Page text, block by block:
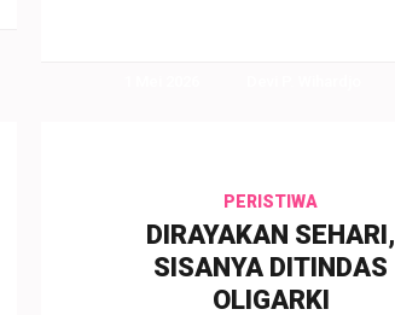
PERISTIWA
DIRAYAKAN SEHARI,
SISANYA DITINDAS
OLIGARKI